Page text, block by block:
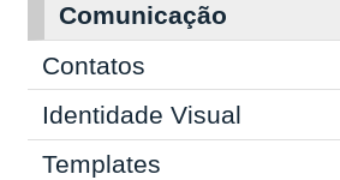
Comunicação
Contatos
Identidade Visual
Templates